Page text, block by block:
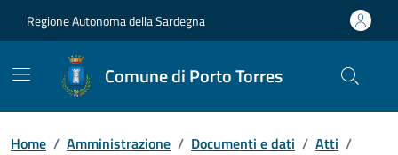
Regione Autonoma della Sardegna
Comune di Porto Torres
Home / Amministrazione / Documenti e dati / Atti /